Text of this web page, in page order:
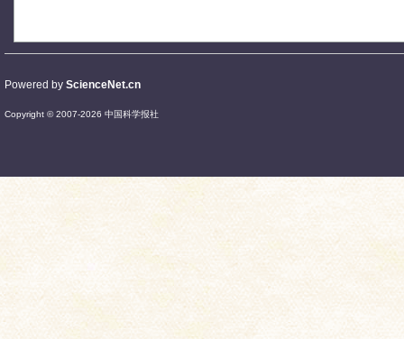
Powered by ScienceNet.cn
Copyright © 2007-2026 中国科学报社